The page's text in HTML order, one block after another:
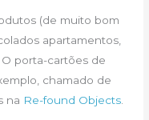
(de muito bom
apartamentos,
porta-cartões de
chamado de
na Re-found Objects